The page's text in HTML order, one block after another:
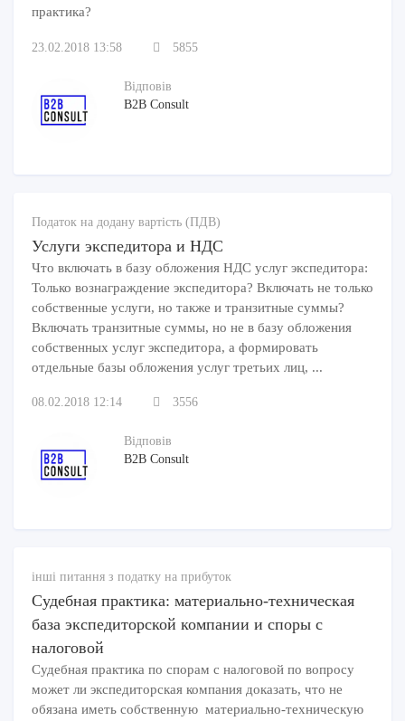
практика?
23.02.2018 13:58 5855
Відповів
B2B Consult
Податок на додану вартість (ПДВ)
Услуги экспедитора и НДС
Что включать в базу обложения НДС услуг экспедитора:
Только вознаграждение экспедитора? Включать не только
собственные услуги, но также и транзитные суммы?
Включать транзитные суммы, но не в базу обложения
собственных услуг экспедитора, а формировать
отдельные базы обложения услуг третьих лиц, ...
08.02.2018 12:14 3556
Відповів
B2B Consult
інші питання з податку на прибуток
Судебная практика: материально-техническая
база экспедиторской компании и споры с
налоговой
Судебная практика по спорам с налоговой по вопросу
может ли экспедиторская компания доказать, что не
обязана иметь собственную материально-техническую